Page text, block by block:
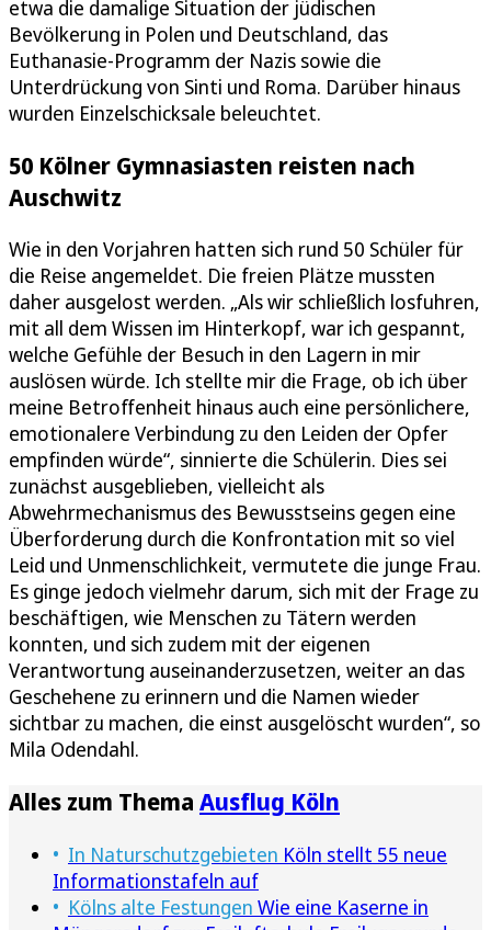
etwa die damalige Situation der jüdischen
Bevölkerung in Polen und Deutschland, das
Euthanasie-Programm der Nazis sowie die
Unterdrückung von Sinti und Roma. Darüber hinaus
wurden Einzelschicksale beleuchtet.
50 Kölner Gymnasiasten reisten nach
Auschwitz
Wie in den Vorjahren hatten sich rund 50 Schüler für
die Reise angemeldet. Die freien Plätze mussten
daher ausgelost werden. „Als wir schließlich losfuhren,
mit all dem Wissen im Hinterkopf, war ich gespannt,
welche Gefühle der Besuch in den Lagern in mir
auslösen würde. Ich stellte mir die Frage, ob ich über
meine Betroffenheit hinaus auch eine persönlichere,
emotionalere Verbindung zu den Leiden der Opfer
empfinden würde“, sinnierte die Schülerin. Dies sei
zunächst ausgeblieben, vielleicht als
Abwehrmechanismus des Bewusstseins gegen eine
Überforderung durch die Konfrontation mit so viel
Leid und Unmenschlichkeit, vermutete die junge Frau.
Es ginge jedoch vielmehr darum, sich mit der Frage zu
beschäftigen, wie Menschen zu Tätern werden
konnten, und sich zudem mit der eigenen
Verantwortung auseinanderzusetzen, weiter an das
Geschehene zu erinnern und die Namen wieder
sichtbar zu machen, die einst ausgelöscht wurden“, so
Mila Odendahl.
Alles zum Thema Ausflug Köln
In Naturschutzgebieten Köln stellt 55 neue
Informationstafeln auf
Kölns alte Festungen Wie eine Kaserne in